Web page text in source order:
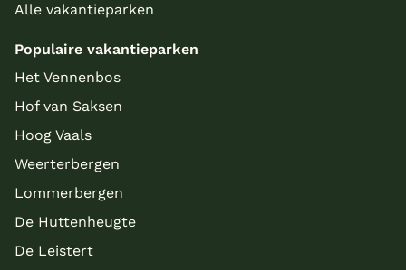
Alle vakantieparken
Populaire vakantieparken
Het Vennenbos
Hof van Saksen
Hoog Vaals
Weerterbergen
Lommerbergen
De Huttenheugte
De Leistert